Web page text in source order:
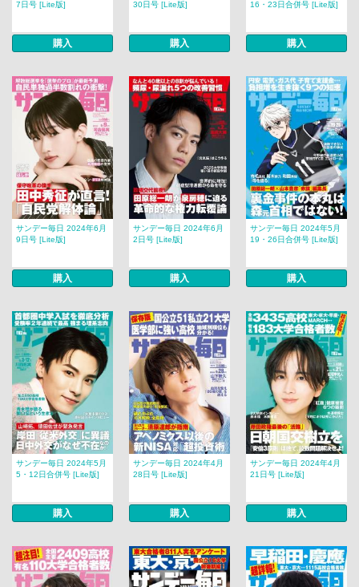
7日号 [Lite版]
購入
30日号 [Lite版]
購入
16・23日合併号 [Lite版]
購入
サンデー毎日 2024年6月
9日号 [Lite版]
購入
サンデー毎日 2024年6月
2日号 [Lite版]
購入
サンデー毎日 2024年5月
19・26日合併号 [Lite版]
購入
サンデー毎日 2024年5月
5・12日合併号 [Lite版]
購入
サンデー毎日 2024年4月
28日号 [Lite版]
購入
サンデー毎日 2024年4月
21日号 [Lite版]
購入